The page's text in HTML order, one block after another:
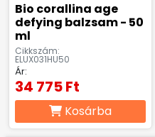
Bio corallina age
defying balzsam - 50
ml
Cikkszám:
ELUX031HU50
Ár:
34 775 Ft
Kosárba